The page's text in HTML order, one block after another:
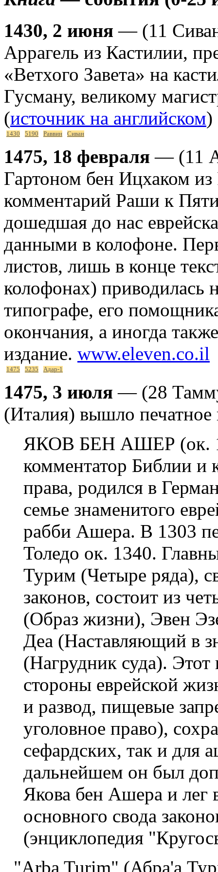
1430, 2 июня — (11
Аррагель из Кастилии,
«Ветхого Завета» на
Гусману, великому
(источник на английском)
1430 5190 Раввин Сиван
1475, 18 февраля — (11
Гартоном бен Ицхаком
комментарий Раши к
дошедшая до нас
данными в колофоне.
листов, лишь в конце
колофонах) приводилась
типографе, его
окончания, а иногда
издание. www.eleven.co.il
1475 5235 Адар-1
1475, 3 июля — (28
(Италия) вышло печатное
ЯКОВ БЕН АШЕР (ок.
комментатор Библии и
права, родился в
семье знаменитого
рабби Ашера. В 1303
Толедо ок. 1340.
Турим (Четыре ряда),
законов, состоит из
(Образ жизни), Эвен
Деа (Наставляющий в
(Нагрудник суда).
стороны еврейской
и развод, пищевые
уголовное право),
сефардских, так и для
дальнейшем он был
Якова бен Ашера и
основного свода
(энциклопедия
"Arba Turim" (Абра'а